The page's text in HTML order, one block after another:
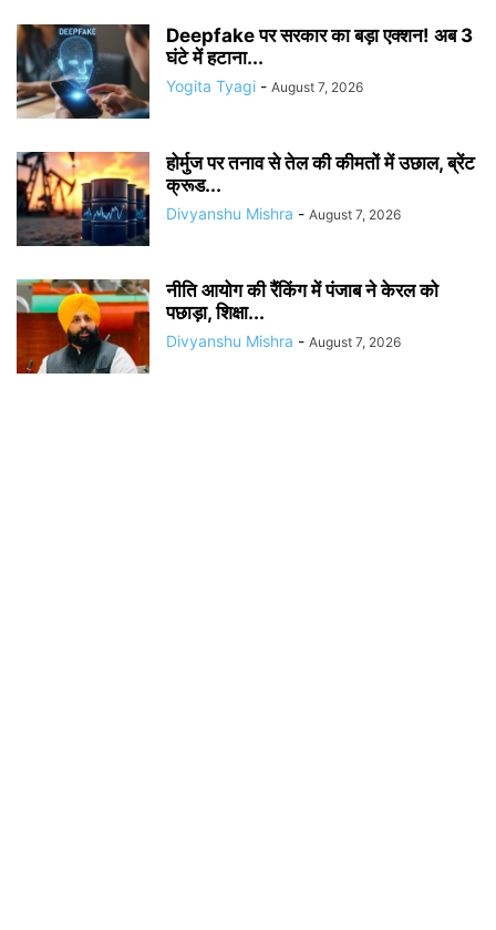
Deepfake पर सरकार का बड़ा एक्शन! अब 3
घंटे में हटाना...
Yogita Tyagi - August 7, 2026
होर्मुज पर तनाव से तेल की कीमतों में उछाल, ब्रेंट
क्रूड...
Divyanshu Mishra - August 7, 2026
नीति आयोग की रैंकिंग में पंजाब ने केरल को
पछाड़ा, शिक्षा...
Divyanshu Mishra - August 7, 2026